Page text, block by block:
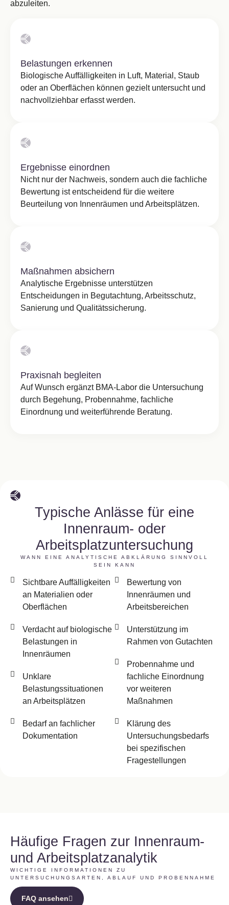
abzuleiten.
Belastungen erkennen
Biologische Auffälligkeiten in Luft, Material, Staub
oder an Oberflächen können gezielt untersucht und
nachvollziehbar erfasst werden.
Ergebnisse einordnen
Nicht nur der Nachweis, sondern auch die fachliche
Bewertung ist entscheidend für die weitere
Beurteilung von Innenräumen und Arbeitsplätzen.
Maßnahmen absichern
Analytische Ergebnisse unterstützen
Entscheidungen in Begutachtung, Arbeitsschutz,
Sanierung und Qualitätssicherung.
Praxisnah begleiten
Auf Wunsch ergänzt BMA-Labor die Untersuchung
durch Begehung, Probennahme, fachliche
Einordnung und weiterführende Beratung.
Typische Anlässe für eine
Innenraum- oder
Arbeitsplatzuntersuchung
WANN EINE ANALYTISCHE ABKLÄRUNG SINNVOLL
SEIN KANN
Sichtbare Auffälligkeiten
an Materialien oder
Oberflächen
Verdacht auf biologische
Belastungen in
Innenräumen
Unklare
Belastungssituationen
an Arbeitsplätzen
Bedarf an fachlicher
Dokumentation
Bewertung von
Innenräumen und
Arbeitsbereichen
Unterstützung im
Rahmen von Gutachten
Probennahme und
fachliche Einordnung
vor weiteren
Maßnahmen
Klärung des
Untersuchungsbedarfs
bei spezifischen
Fragestellungen
Häufige Fragen zur Innenraum-
und Arbeitsplatzanalytik
WICHTIGE INFORMATIONEN ZU
UNTERSUCHUNGSARTEN, ABLAUF UND PROBENNAHME
FAQ ansehen